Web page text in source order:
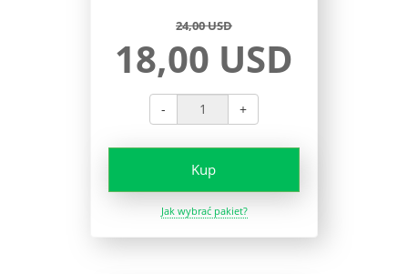
24,00 USD
18,00 USD
- +
Kup
Jak wybrać pakiet?